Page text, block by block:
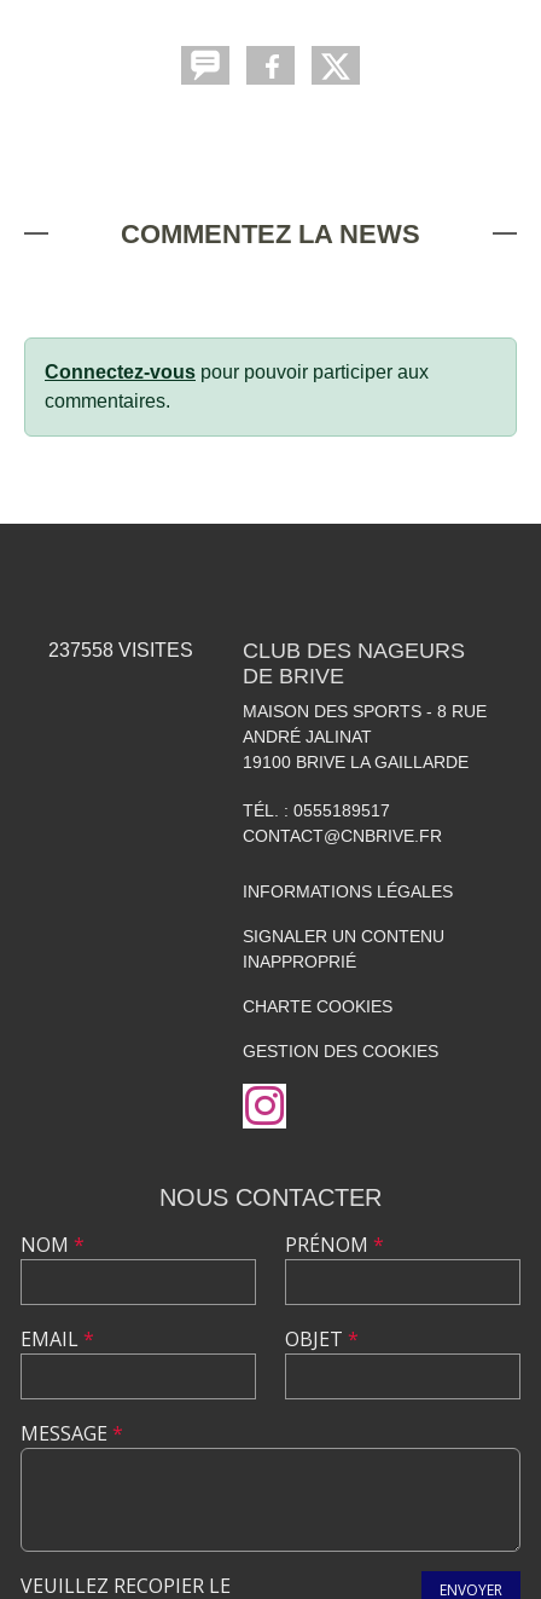
COMMENTEZ LA NEWS
Connectez-vous pour pouvoir participer aux
commentaires.
237558 VISITES
CLUB DES NAGEURS
DE BRIVE
MAISON DES SPORTS - 8 RUE
ANDRÉ JALINAT
19100 BRIVE LA GAILLARDE
TÉL. : 0555189517
CONTACT@CNBRIVE.FR
INFORMATIONS LÉGALES
SIGNALER UN CONTENU
INAPPROPRIÉ
CHARTE COOKIES
GESTION DES COOKIES
NOUS CONTACTER
NOM *
EMAIL*
PRÉNOM *
OBJET *
MESSAGE *
VEUILLEZ RECOPIER LE ENVOYER